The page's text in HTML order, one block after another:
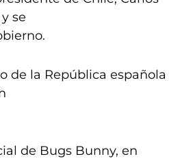
se
de la República española
de Bugs Bunny, en